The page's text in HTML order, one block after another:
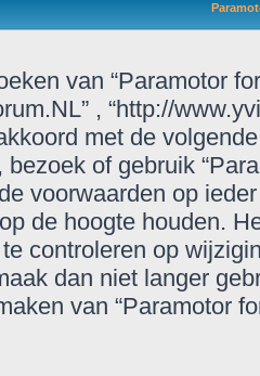
van “Paramotor
, “http://
met de
of gebruik
voorwaarden op
de hoogte houden.
controleren op
dan niet langer
van “Paramotor